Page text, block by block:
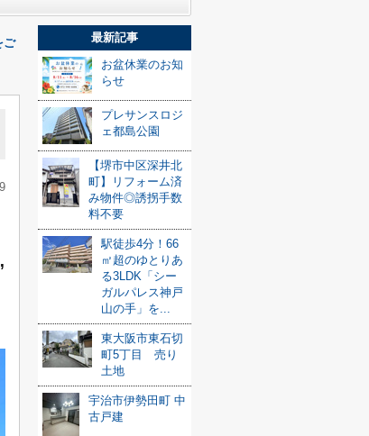
ご
最新記事
お盆休業のお知
らせ
プレサンスロジ
ェ都島公園
【堺市中区深井北
町】リフォーム済
み物件◎誘拐手数
料不要
駅徒歩4分！66
㎡超のゆとりあ
る3LDK「シー
ガルパレス神戸
山の手」を...
東大阪市東石切
町5丁目 売り
土地
宇治市伊勢田町 中
古戸建